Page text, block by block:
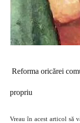
Reforma oricărei
propriu
Vreau în acest articol să